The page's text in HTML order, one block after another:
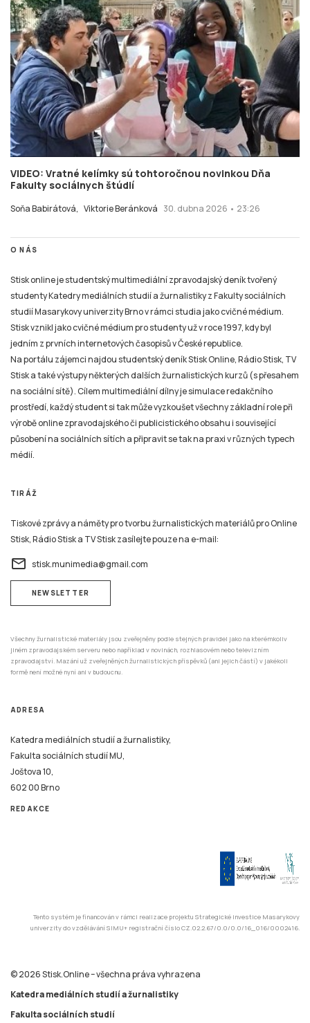
VIDEO: Vratné kelímky sú tohtoročnou novinkou Dňa
Fakulty sociálnych štúdií
Soňa Babirátová, Viktorie Beránková 30. dubna 2026 • 23:26
O NÁS
Stisk online je studentský multimediální zpravodajský deník tvořený
studenty Katedry mediálních studií a žurnalistiky z Fakulty sociálních
studií Masarykovy univerzity Brno v rámci studia jako cvičné médium.
Stisk vznikl jako cvičné médium pro studenty už v roce 1997, kdy byl
jedním z prvních internetových časopisů v České republice.
Na portálu zájemci najdou studentský deník Stisk Online, Rádio Stisk, TV
Stisk a také výstupy některých dalších žurnalistických kurzů (s přesahem
na sociální sítě). Cílem multimediální dílny je simulace redakčního
prostředí, každý student si tak může vyzkoušet všechny základní role při
výrobě online zpravodajského či publicistického obsahu i související
působení na sociálních sítích a připravit se tak na praxi v různých typech
médií.
TIRÁŽ
Tiskové zprávy a náměty pro tvorbu žurnalistických materiálů pro Online
Stisk, Rádio Stisk a TV Stisk zasílejte pouze na e-mail:
email stisk.munimedia@gmail.com
NEWSLETTER
Všechny žurnalistické materiály jsou zveřejněny podle stejných pravidel jako na kterémkoliv
jiném zpravodajském serveru nebo například v novinách, rozhlasovém nebo televizním
zpravodajství. Mazání už zveřejněných žurnalistických příspěvků (ani jejich částí) v jakékoli
formě není možné nyní ani v budoucnu.
ADRESA
Katedra mediálních studií a žurnalistiky,
Fakulta sociálních studií MU,
Joštova 10,
602 00 Brno
REDAKCE
Tento systém je financován v rámci realizace projektu Strategické investice Masarykovy
univerzity do vzdělávání SIMU+ registrační číslo CZ.02.2.67/0.0/0.0/16_016/0002416.
© 2026 Stisk.Online – všechna práva vyhrazena
Katedra mediálních studií a žurnalistiky
Fakulta sociálních studií